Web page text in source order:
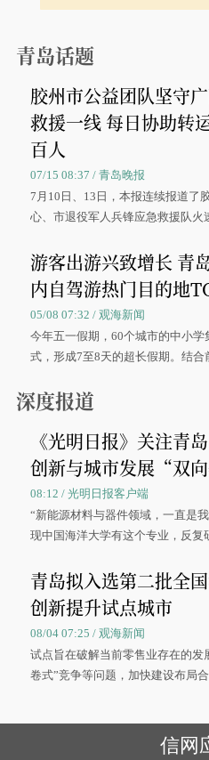
青岛话题
胶州市公益团队坚守
救援一线 每日协助转
百人
07/15 08:37 / 青岛晚报
7月10日、13日，本报连续报道了
心、市退役军人兵锋应急救援队
游客出游兴致增长 青
内自驾游热门目的地
05/08 07:32 / 观海新闻
今年五一假期，60个城市的中小学
式，形成7至8天的超长假期。结合
深度报道
《光明日报》关注青
创新与城市发展“双
08:12 / 光明日报客户端
“新能源材料与器件领域，一直是
现中国海洋大学有这个专业，反
大学材料科学与工程学院材料类专
青岛拟入选第二批全
创新提升试点城市
08/04 07:25 / 观海新闻
试点旨在破解当前零售业存在的发
卷式”竞争等问题，加快建设布局
信网